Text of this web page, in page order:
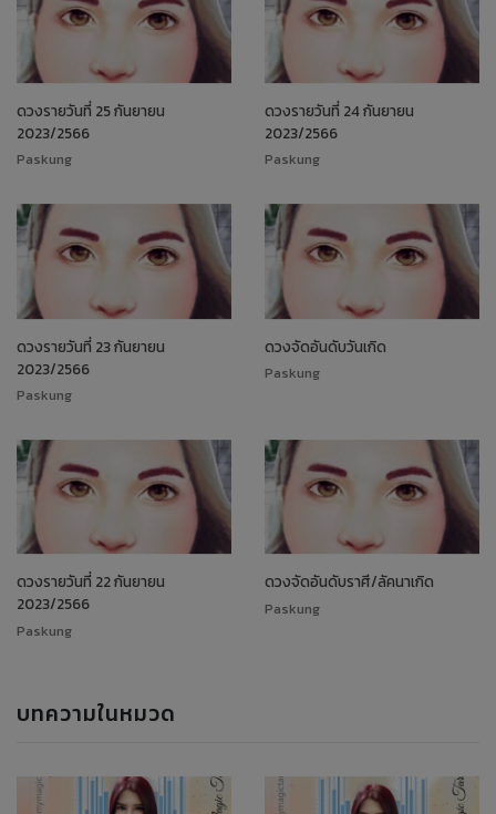
ดวงรายวันที่ 25 กันยายน
2023/2566
Paskung
ดวงรายวันที่ 24 กันยายน
2023/2566
Paskung
ดวงรายวันที่ 23 กันยายน
2023/2566
Paskung
ดวงจัดอันดับวันเกิด
Paskung
ดวงรายวันที่ 22 กันยายน
2023/2566
Paskung
ดวงจัดอันดับราศี/ลัคนาเกิด
Paskung
บทความในหมวด